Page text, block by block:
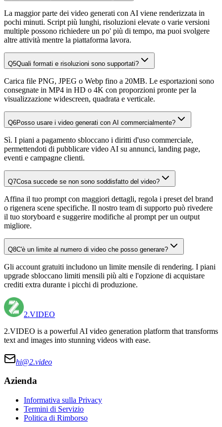
La maggior parte dei video generati con AI viene renderizzata in
pochi minuti. Script più lunghi, risoluzioni elevate o varie versioni
multiple possono richiedere un po' più di tempo, ma puoi svolgere
altre attività mentre la piattaforma lavora.
Q5Quali formati e risoluzioni sono supportati?
Carica file PNG, JPEG o Webp fino a 20MB. Le esportazioni sono
consegnate in MP4 in HD o 4K con proporzioni pronte per la
visualizzazione widescreen, quadrata e verticale.
Q6Posso usare i video generati con AI commercialmente?
Sì. I piani a pagamento sbloccano i diritti d'uso commerciale,
permettendoti di pubblicare video AI su annunci, landing page,
eventi e campagne clienti.
Q7Cosa succede se non sono soddisfatto del video?
Affina il tuo prompt con maggiori dettagli, regola i preset del brand
o rigenera scene specifiche. Il nostro team di supporto può rivedere
il tuo storyboard e suggerire modifiche al prompt per un output
migliore.
Q8C'è un limite al numero di video che posso generare?
Gli account gratuiti includono un limite mensile di rendering. I piani
upgrade sbloccano limiti mensili più alti e l'opzione di acquistare
crediti extra durante i picchi di produzione.
2.VIDEO
2.VIDEO is a powerful AI video generation platform that transforms
text and images into stunning videos with ease.
hi@2.video
Azienda
Informativa sulla Privacy
Termini di Servizio
Politica di Rimborso